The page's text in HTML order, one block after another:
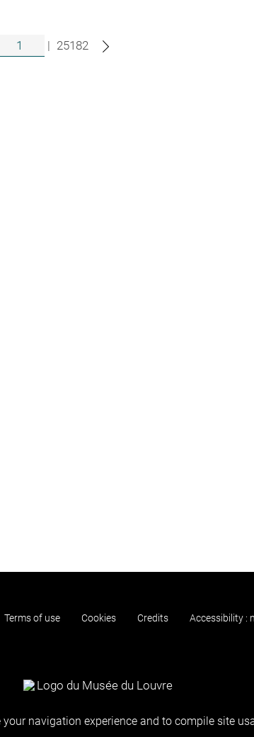
| 25182
Terms of use Cookies Credits Accessibility :
navigation experience and to compile site